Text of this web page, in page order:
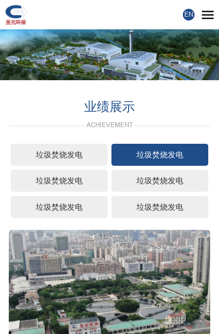
EN
业绩展示
ACHIEVEMENT
垃圾焚烧发电 垃圾焚烧发电
垃圾焚烧发电 垃圾焚烧发电
垃圾焚烧发电 垃圾焚烧发电